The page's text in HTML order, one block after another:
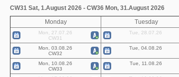
CW31 Sat, 1.August 2026 - CW36 Mon, 31.August 2026
Monday Tuesday
Mon, 27.07.26
CW31
Tue, 28.07.26
Mon, 03.08.26
CW32
Tue, 04.08.26
Mon, 10.08.26
CW33
Tue, 11.08.26